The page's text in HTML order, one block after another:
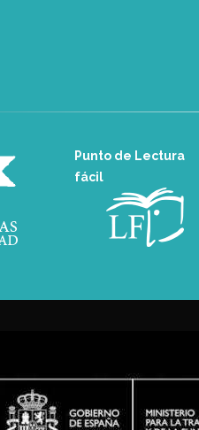
Punto de Lectura
fácil